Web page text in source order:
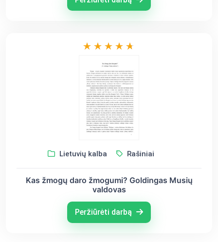
Lietuvių kalba Rašiniai
Kas žmogų daro žmogumi? Goldingas Musių
valdovas
Peržiūrėti darbą